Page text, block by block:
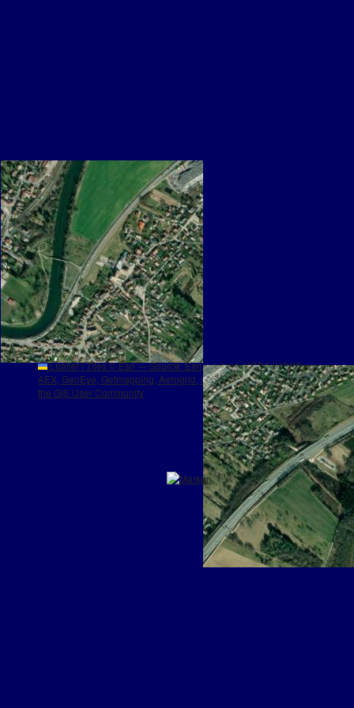
Leaflet|Tiles © Esri — Source: Esri, i-cubed, USDA, USGS,
AEX, GeoEye, Getmapping, Aerogrid, IGN, IGP, UPR-EGP, and
the GIS User Community